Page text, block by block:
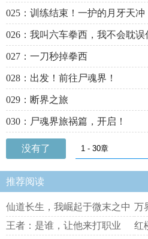
025：训练结束！一护的月牙天冲
026：我叫六车拳西，我不会耽误
027：一刀秒掉拳西
028：出发！前往尸魂界！
029：断界之旅
030：尸魂界旅祸篇，开启！
没有了
推荐阅读
仙道长生，我崛起于微末之中 万
麻
王者：是谁，让他来打职业
红